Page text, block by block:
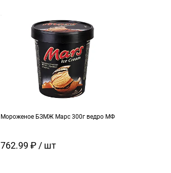
Мороженое БЗМЖ Марс 300г ведро МФ
762.99 ₽ / шт